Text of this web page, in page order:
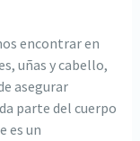
encontrar en
uñas y cabello,
asegurar
parte del cuerpo
es un